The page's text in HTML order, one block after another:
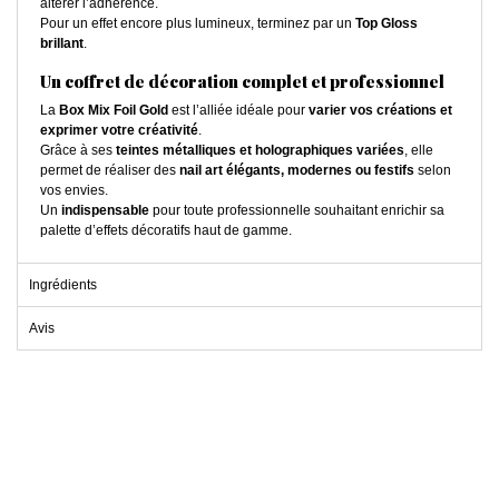
altérer l’adhérence.
Pour un effet encore plus lumineux, terminez par un Top Gloss
brillant.
Un coffret de décoration complet et professionnel
La Box Mix Foil Gold est l’alliée idéale pour varier vos créations et
exprimer votre créativité.
Grâce à ses teintes métalliques et holographiques variées, elle
permet de réaliser des nail art élégants, modernes ou festifs selon
vos envies.
Un indispensable pour toute professionnelle souhaitant enrichir sa
palette d’effets décoratifs haut de gamme.
Ingrédients
Avis